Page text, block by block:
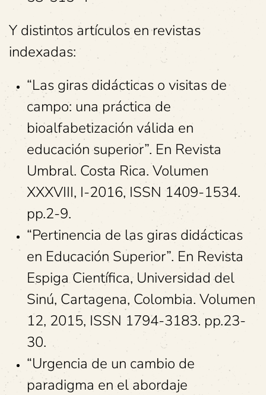
Y distintos artículos en revistas
indexadas:
“Las giras didácticas o visitas de
campo: una práctica de
bioalfabetización válida en
educación superior”. En Revista
Umbral. Costa Rica. Volumen
XXXVIII, I-2016, ISSN 1409-1534.
pp.2-9.
“Pertinencia de las giras didácticas
en Educación Superior”. En Revista
Espiga Científica, Universidad del
Sinú, Cartagena, Colombia. Volumen
12, 2015, ISSN 1794-3183. pp.23-
30.
“Urgencia de un cambio de
paradigma en el abordaje